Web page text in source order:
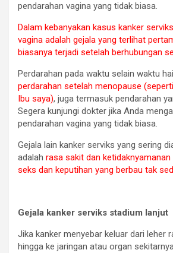
pendarahan vagina yang tidak biasa.
Dalam kebanyakan kasus kanker
vagina adalah gejala yang terlihat
biasanya terjadi setelah berhubungan
Perdarahan pada waktu selain waktu
perdarahan setelah menopause
Ibu saya), juga termasuk pendarahan
Segera kunjungi dokter jika Anda
pendarahan vagina yang tidak biasa.
Gejala lain kanker serviks yang sering
adalah rasa sakit dan
seks dan keputihan yang berbau tak
Gejala kanker serviks stadium lanjut
Jika kanker menyebar keluar dari leher
hingga ke jaringan atau organ